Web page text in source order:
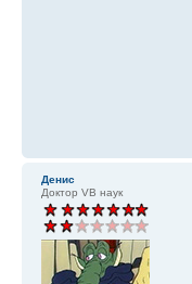
Денис
Доктор VB наук